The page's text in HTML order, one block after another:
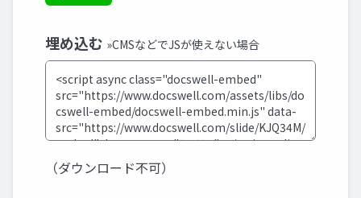
埋め込む »CMSなどでJSが使えない場合
（ダウンロード不可）